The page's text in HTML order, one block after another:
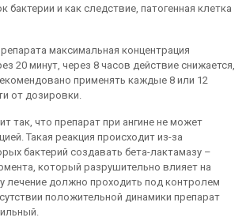
бактерии и как следствие, патогенная клетка
максимальная концентрация
20 минут, через 8 часов действие снижается,
применять каждые 8 или 12
от дозировки.
так, что препарат при ангине не может
Такая реакция происходит из-за
бактерий создавать бета-лактамазу –
который разрушительно влияет на
лечение должно проходить под контролем
положительной динамики препарат